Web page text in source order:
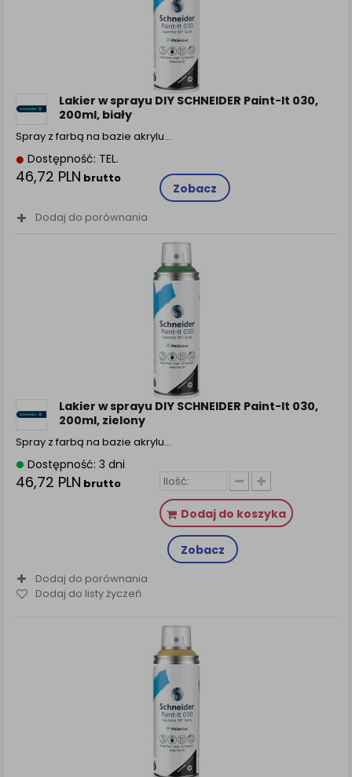
Lakier w sprayu DIY SCHNEIDER Paint-It 030,
200ml, biały
Spray z farbą na bazie akrylu…
Dostępność: TEL.
46,72 PLN brutto
Zobacz
Dodaj do porównania
Lakier w sprayu DIY SCHNEIDER Paint-It 030,
200ml, zielony
Spray z farbą na bazie akrylu…
Dostępność: 3 dni
46,72 PLN brutto
Dodaj do koszyka
Zobacz
Dodaj do porównania
Dodaj do listy życzeń